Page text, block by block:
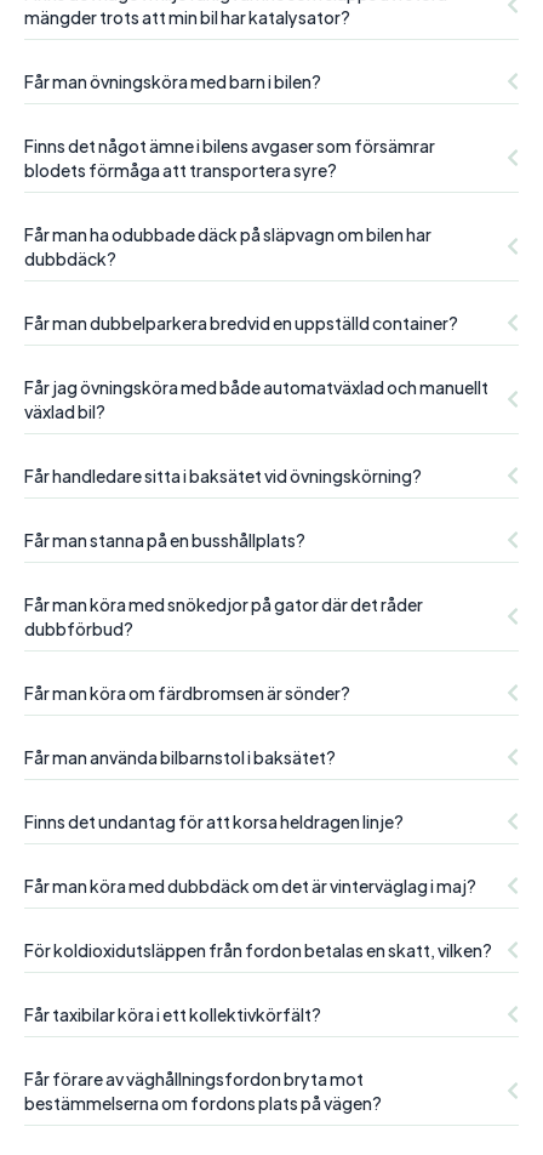
mängder trots att min bil har katalysator?
Får man övningsköra med barn i bilen?
Finns det något ämne i bilens avgaser som försämrar
blodets förmåga att transportera syre?
Får man ha odubbade däck på släpvagn om bilen har
dubbdäck?
Får man dubbelparkera bredvid en uppställd container?
Får jag övningsköra med både automatväxlad och manuellt
växlad bil?
Får handledare sitta i baksätet vid övningskörning?
Får man stanna på en busshållplats?
Får man köra med snökedjor på gator där det råder
dubbförbud?
Får man köra om färdbromsen är sönder?
Får man använda bilbarnstol i baksätet?
Finns det undantag för att korsa heldragen linje?
Får man köra med dubbdäck om det är vinterväglag i maj?
För koldioxidutsläppen från fordon betalas en skatt, vilken?
Får taxibilar köra i ett kollektivkörfält?
Får förare av väghållningsfordon bryta mot
bestämmelserna om fordons plats på vägen?